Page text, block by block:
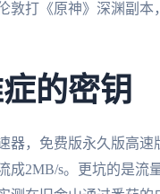
敦打《原神》深渊副本
的密钥
器，免费版永久版高
成2MB/s。更坑的是